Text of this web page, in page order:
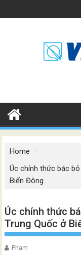
to
Home
Úc chính thức bác
Biển Đông
Úc chính thức
Trung Quốc ở
Pham